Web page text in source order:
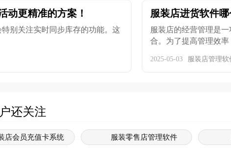
动更精准的方案！
别关注实时同步库存的功能。这
服装店进货软件
服装店的经营管理是
合。为了提高管理效率
2025-05-03 服装店管理软
还关注
店会员充值卡系统 服装零售店管理软件